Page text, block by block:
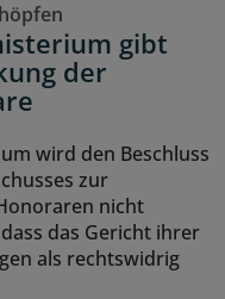
gibt
der
wird den Beschluss
zur
nicht
das Gericht ihrer
als rechtswidrig